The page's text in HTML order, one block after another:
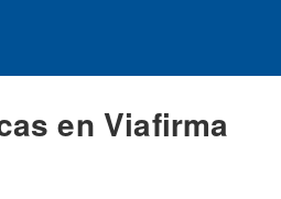
en Viafirma